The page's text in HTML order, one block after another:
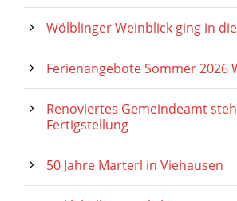
Wölblinger Weinblick ging in
Ferienangebote Sommer 2026
Renoviertes Gemeindeamt
Fertigstellung
50 Jahre Marterl in Viehausen